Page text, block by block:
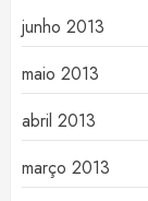
junho 2013
maio 2013
abril 2013
março 2013